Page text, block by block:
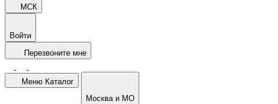
МСК
Войти
Перезвоните мне
Меню Каталог
Москва и МО